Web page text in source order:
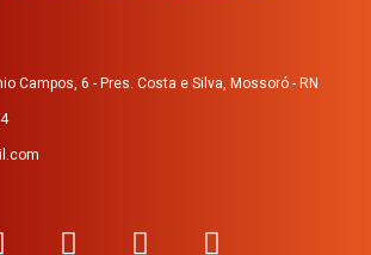
Campos, 6 - Pres. Costa e Silva, Mossoró - RN